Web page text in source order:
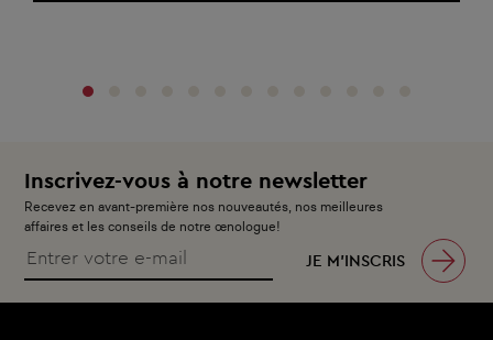
Inscrivez-vous à notre newsletter
Recevez en avant-première nos nouveautés, nos meilleures
affaires et les conseils de notre œnologue!
JE M’INSCRIS